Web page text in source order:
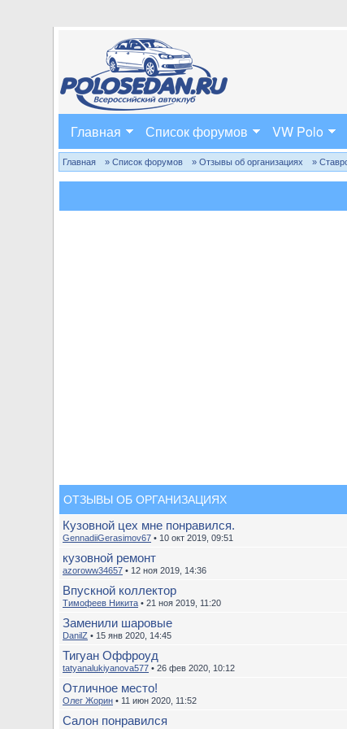
Главная Список форумов VW Polo
Главная » Список форумов » Отзывы об организациях »
ОТЗЫВЫ ОБ ОРГАНИЗАЦИЯХ
Кузовной цех мне понравился.
GennadiiGerasimov67 • 10 окт 2019, 09:51
кузовной ремонт
azoroww34657 • 12 ноя 2019, 14:36
Впускной коллектор
Тимофеев Никита • 21 ноя 2019, 11:20
Заменили шаровые
DanilZ • 15 янв 2020, 14:45
Тигуан Оффроуд
tatyanalukiyanova577 • 26 фев 2020, 10:12
Отличное место!
Олег Жорин • 11 июн 2020, 11:52
Салон понравился